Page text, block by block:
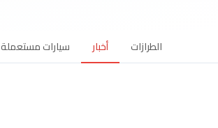
الطرازات أخبار سيارات مستعملة